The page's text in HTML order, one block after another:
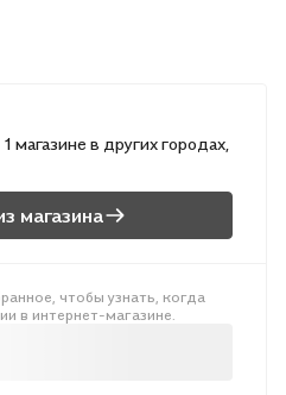
на доступном уровне с учётом
преобразования,
высказывания,
диалогов, развивающий
качества учащихся.
магазине в других городах,
магазина
чтобы узнать, когда
в интернет-магазине.